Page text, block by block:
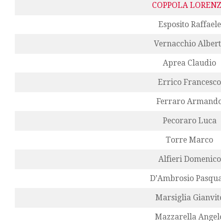
COPPOLA
Esposito Raffaele
Vernacchio
Aprea Claudio
Errico Francesco
Ferraro
Pecoraro Luca
Torre Marco
Alfieri Domenico
D’Ambrosio
Marsiglia
Mazzarella